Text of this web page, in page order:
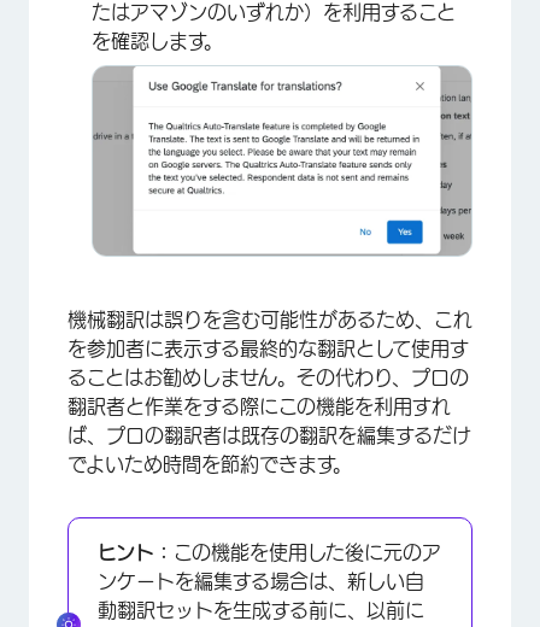
たはアマゾンのいずれか）を利用すること
を確認します。
機械翻訳は誤りを含む可能性があるため、これ
を参加者に表示する最終的な翻訳として使用す
ることはお勧めしません。その代わり、プロの
翻訳者と作業をする際にこの機能を利用すれ
ば、プロの翻訳者は既存の翻訳を編集するだけ
でよいため時間を節約できます。
ヒント： この機能を使用した後に元のア
ンケートを編集する場合は、新しい自
動翻訳セットを生成する前に、以前に